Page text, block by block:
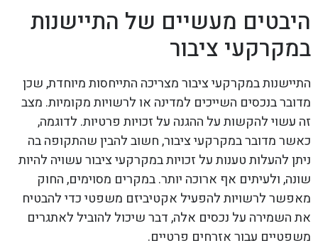
היבטים מעשיים של התיישנות
במקרקעי ציבור
התיישנות במקרקעי ציבור מצריכה התייחסות מיוחדת, שכן
מדובר בנכסים השייכים למדינה או לרשויות מקומיות. מצב
זה עשוי להקשות על ההגנה על זכויות פרטיות. לדוגמה,
כאשר מדובר במקרקעי ציבור, חשוב להבין שהתקופה בה
ניתן להעלות טענות על זכויות במקרקעי ציבור עשויה להיות
שונה, ולעיתים אף ארוכה יותר. במקרים מסוימים, החוק
מאפשר לרשויות להפעיל אקטיביזם משפטי כדי להבטיח
את השמירה על נכסים אלה, דבר שיכול להוביל לאתגרים
משפטיים עבור אזרחים פרטיים.